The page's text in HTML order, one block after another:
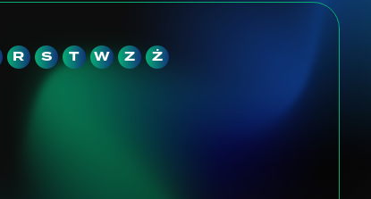
R S T W Z Ż